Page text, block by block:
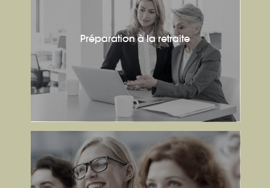
Préparation à la retraite